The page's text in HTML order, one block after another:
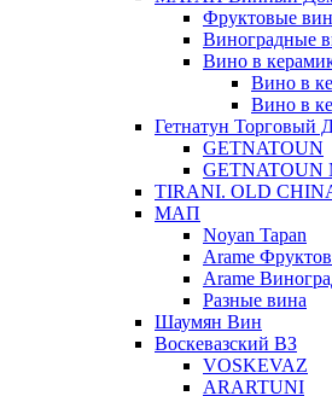
Фруктовые
Виноградные
Вино в
Вино в
Вино в
Гетнатун Торговый
GETNATOUN
GETNATOUN
TIRANI. OLD
МАП
Noyan Tapan
Arame
Arame
Разные вина
Шаумян Вин
Воскевазский ВЗ
VOSKEVAZ
ARARTUNI